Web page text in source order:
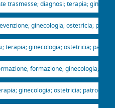
trasmesse; diagnosi; terapia;
ginecologia; ostetricia;
terapia; ginecologia; ostetricia;
formazione; ginecologia;
ginecologia; ostetricia;